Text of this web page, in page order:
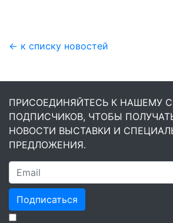
← к списку новостей
ПРИСОЕДИНЯЙТЕСЬ К НАШЕМУ
ПОДПИСЧИКОВ, ЧТОБЫ
НОВОСТИ ВЫСТАВКИ И
ПРЕДЛОЖЕНИЯ.
Подписаться